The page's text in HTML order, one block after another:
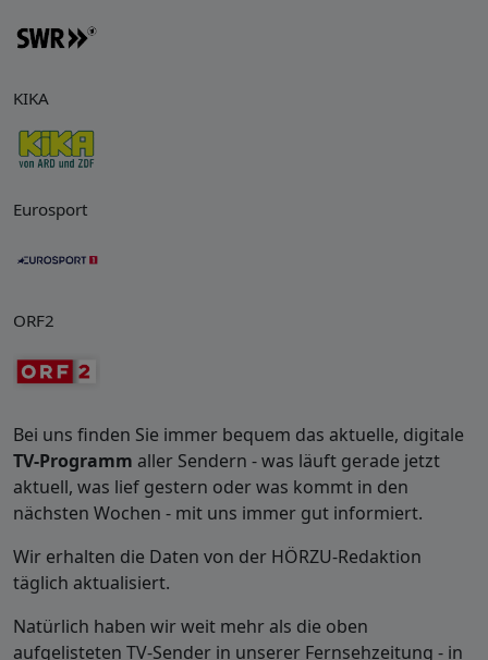
KIKA
Eurosport
ORF2
Bei uns finden Sie immer bequem das aktuelle, digitale
TV-Programm aller Sendern - was läuft gerade jetzt
aktuell, was lief gestern oder was kommt in den
nächsten Wochen - mit uns immer gut informiert.
Wir erhalten die Daten von der HÖRZU-Redaktion
täglich aktualisiert.
Natürlich haben wir weit mehr als die oben
aufgelisteten TV-Sender in unserer Fernsehzeitung - in